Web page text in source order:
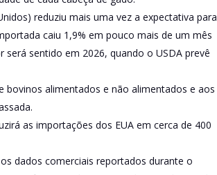
reduziu mais uma vez a expectativa para
caiu 1,9% em pouco mais de um mês
sentido em 2026, quando o USDA prevê
bovinos alimentados e não alimentados e aos
as importações dos EUA em cerca de 400
dados comerciais reportados durante o